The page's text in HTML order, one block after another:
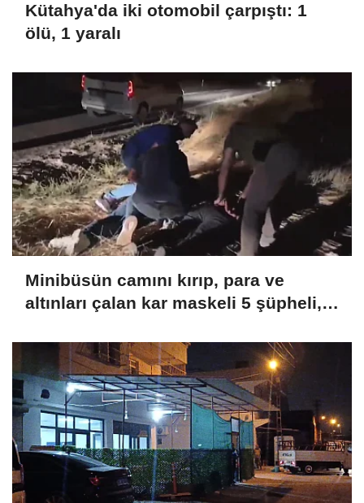
Kütahya'da iki otomobil çarpıştı: 1
ölü, 1 yaralı
Minibüsün camını kırıp, para ve
altınları çalan kar maskeli 5 şüpheli, 3
yakalandı